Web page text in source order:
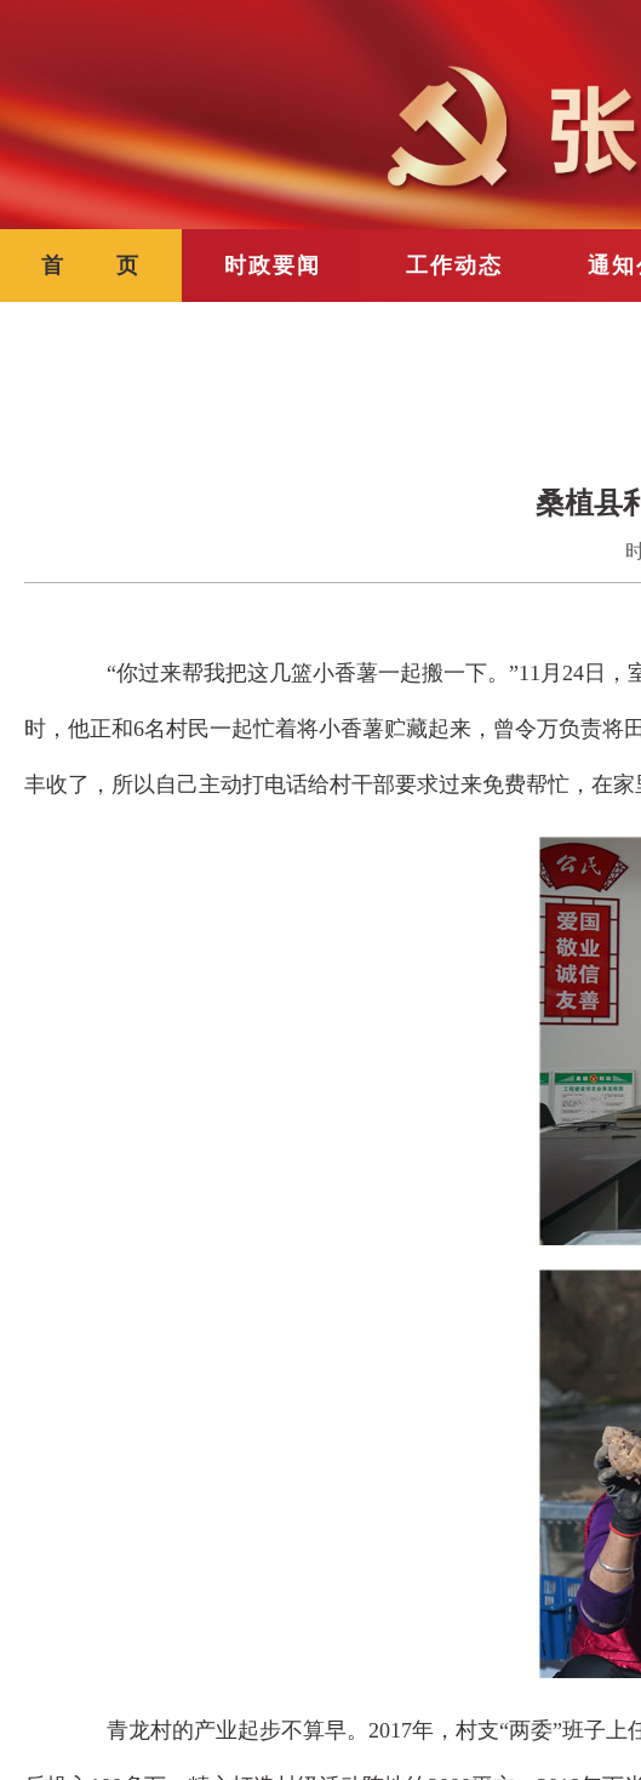
首 页 时政要闻 工作动态 通知
桑植县
“你过来帮我把这几篮小香薯一起搬一下。”11月24日，
时，他正和6名村民一起忙着将小香薯贮藏起来，曾令万负责
丰收了，所以自己主动打电话给村干部要求过来免费帮忙，在
青龙村的产业起步不算早。2017年，村支“两委”班子上